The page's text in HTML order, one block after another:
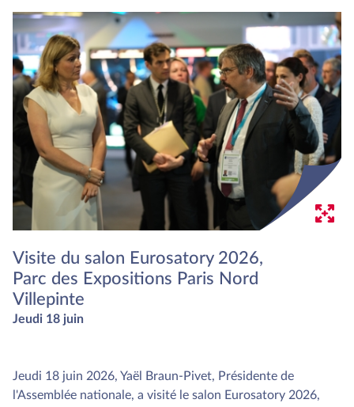
Visite du salon Eurosatory 2026,
Parc des Expositions Paris Nord
Villepinte
Jeudi 18 juin
Jeudi 18 juin 2026, Yaël Braun-Pivet, Présidente de
l'Assemblée nationale, a visité le salon Eurosatory 2026,